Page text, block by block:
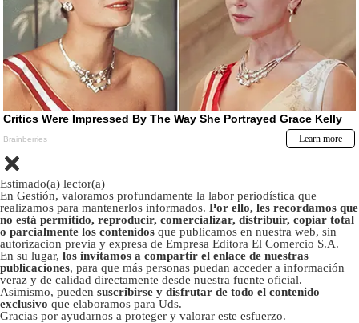
Estimado(a) lector(a)
En Gestión, valoramos profundamente la labor periodística que
realizamos para mantenerlos informados. Por ello, les recordamos que
no está permitido, reproducir, comercializar, distribuir, copiar total
o parcialmente los contenidos que publicamos en nuestra web, sin
autorizacion previa y expresa de Empresa Editora El Comercio S.A.
En su lugar, los invitamos a compartir el enlace de nuestras
publicaciones, para que más personas puedan acceder a información
veraz y de calidad directamente desde nuestra fuente oficial.
Asimismo, pueden suscribirse y disfrutar de todo el contenido
exclusivo que elaboramos para Uds.
Gracias por ayudarnos a proteger y valorar este esfuerzo.